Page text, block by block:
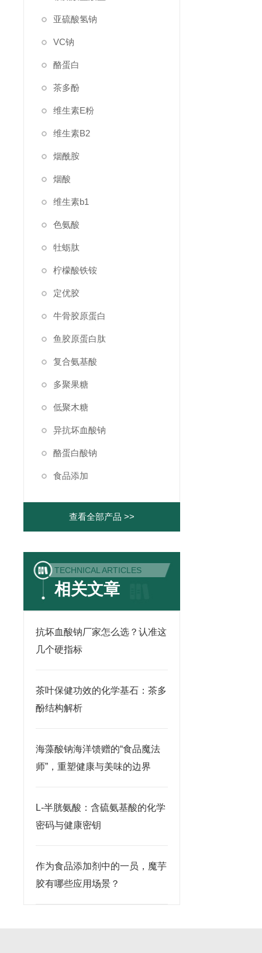
亚硫酸氢钠
VC钠
酪蛋白
茶多酚
维生素E粉
维生素B2
烟酰胺
烟酸
维生素b1
色氨酸
牡蛎肽
柠檬酸铁铵
定优胶
牛骨胶原蛋白
鱼胶原蛋白肽
复合氨基酸
多聚果糖
低聚木糖
异抗坏血酸钠
酪蛋白酸钠
食品添加
查看全部产品 >>
TECHNICAL ARTICLES
相关文章
抗坏血酸钠厂家怎么选？认准这
几个硬指标
茶叶保健功效的化学基石：茶多
酚结构解析
海藻酸钠海洋馈赠的“食品魔法
师”，重塑健康与美味的边界
L-半胱氨酸：含硫氨基酸的化学
密码与健康密钥
作为食品添加剂中的一员，魔芋
胶有哪些应用场景？